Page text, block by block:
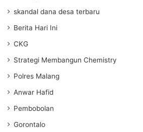
skandal dana desa terbaru
Berita Hari Ini
CKG
Strategi Membangun Chemistry
Polres Malang
Anwar Hafid
Pembobolan
Gorontalo